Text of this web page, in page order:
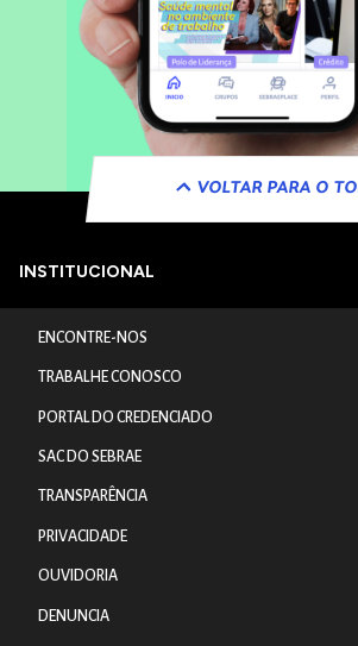
VOLTAR PARA O
INSTITUCIONAL
ENCONTRE-NOS
TRABALHE CONOSCO
PORTAL DO CREDENCIADO
SAC DO SEBRAE
TRANSPARÊNCIA
PRIVACIDADE
OUVIDORIA
DENUNCIA